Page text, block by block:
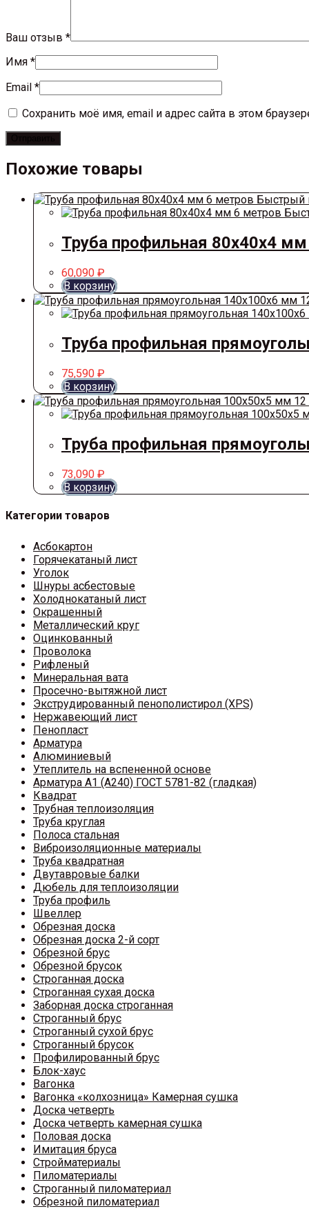
Ваш отзыв *
Имя *
Email *
Сохранить моё имя, email и адрес сайта в этом
Похожие товары
Быстрый
Труба профильная 80х40х4
60,090 ₽
В корзину
Труба профильная
75,590 ₽
В корзину
Труба профильная
73,090 ₽
В корзину
Категории товаров
Асбокартон
Горячекатаный лист
Уголок
Шнуры асбестовые
Холоднокатаный лист
Окрашенный
Металлический круг
Оцинкованный
Проволока
Рифленый
Минеральная вата
Просечно-вытяжной лист
Экструдированный пенополистирол (XPS)
Нержавеющий лист
Пенопласт
Арматура
Алюминиевый
Утеплитель на вспененной основе
Арматура A1 (A240) ГОСТ 5781-82 (гладкая)
Квадрат
Трубная теплоизоляция
Труба круглая
Полоса стальная
Виброизоляционные материалы
Труба квадратная
Двутавровые балки
Дюбель для теплоизоляции
Труба профиль
Швеллер
Обрезная доска
Обрезная доска 2-й сорт
Обрезной брус
Обрезной брусок
Строганная доска
Строганная сухая доска
Заборная доска строганная
Строганный брус
Строганный сухой брус
Строганный брусок
Профилированный брус
Блок-хаус
Вагонка
Вагонка «колхозница» Камерная сушка
Доска четверть
Доска четверть камерная сушка
Половая доска
Имитация бруса
Стройматериалы
Пиломатериалы
Строганный пиломатериал
Обрезной пиломатериал